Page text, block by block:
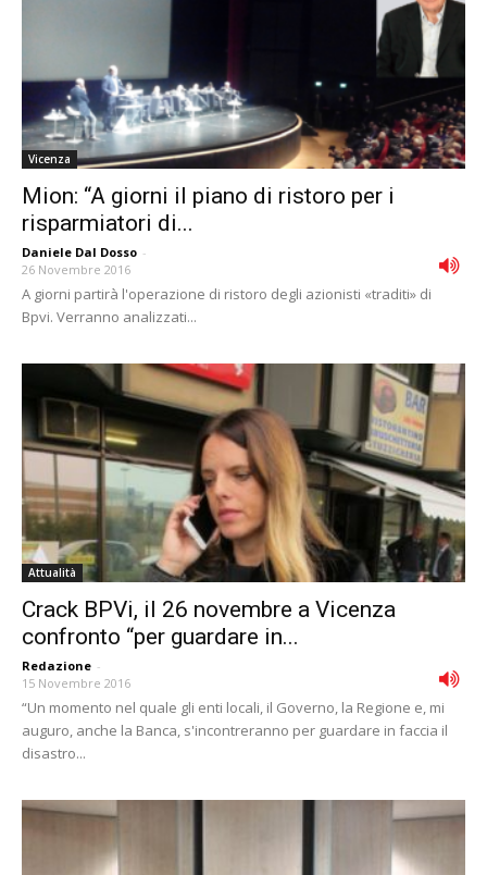
Vicenza
Mion: “A giorni il piano di ristoro per i
risparmiatori di...
Daniele Dal Dosso -
26 Novembre 2016
A giorni partirà l'operazione di ristoro degli azionisti «traditi» di
Bpvi. Verranno analizzati...
Attualità
Crack BPVi, il 26 novembre a Vicenza
confronto “per guardare in...
Redazione -
15 Novembre 2016
“Un momento nel quale gli enti locali, il Governo, la Regione e, mi
auguro, anche la Banca, s'incontreranno per guardare in faccia il
disastro...